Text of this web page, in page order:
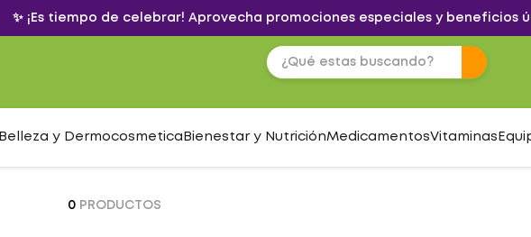
✨ ¡Es tiempo de celebrar! Aprovecha promociones especiales y beneficios
Belleza y Dermocosmetica Bienestar y NutriciónMedicamentosVitaminas
0 PRODUCTOS